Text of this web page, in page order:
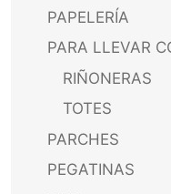
PAPELERÍA
PARA LLEVAR
RIÑONERAS
TOTES
PARCHES
PEGATINAS